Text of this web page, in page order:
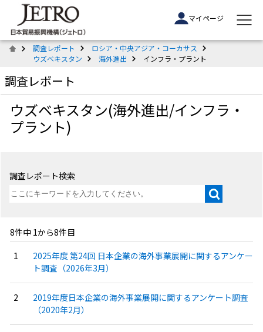
マイページ
調査レポート
ロシア・中央アジア・コーカサス
ウズベキスタン
海外進出 インフラ・プラント
調査レポート
ウズベキスタン(海外進出/インフラ・
プラント)
調査レポート検索
8件中 1から8件目
2025年度 第24回 日本企業の海外事業展開に関するアンケー
ト調査（2026年3月）
2019年度日本企業の海外事業展開に関するアンケート調査
（2020年2月）